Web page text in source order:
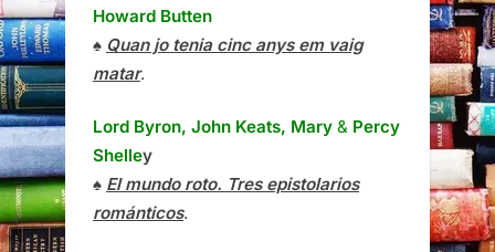
Howard Butten
♠ Quan jo tenia cinc anys em vaig
matar.
Lord Byron, John Keats, Mary & Percy
Shelley
♠ El mundo roto. Tres epistolarios
románticos.